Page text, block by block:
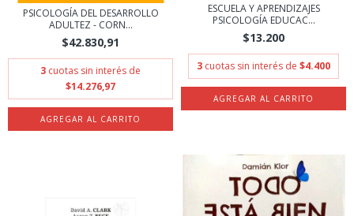
PSICOLOGÍA DEL DESARROLLO
ADULTEZ - CORN...
$42.830,91
3 cuotas sin interés de
$14.276,97
ESCUELA Y APRENDIZAJES
PSICOLOGÍA EDUCAC...
$13.200
3 cuotas sin interés de $4.400